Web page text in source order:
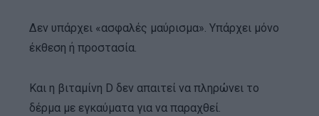
Δεν υπάρχει «ασφαλές μαύρισμα». Υπάρχει μόνο
έκθεση ή προστασία.
Και η βιταμίνη D δεν απαιτεί να πληρώνει το
δέρμα με εγκαύματα για να παραχθεί.